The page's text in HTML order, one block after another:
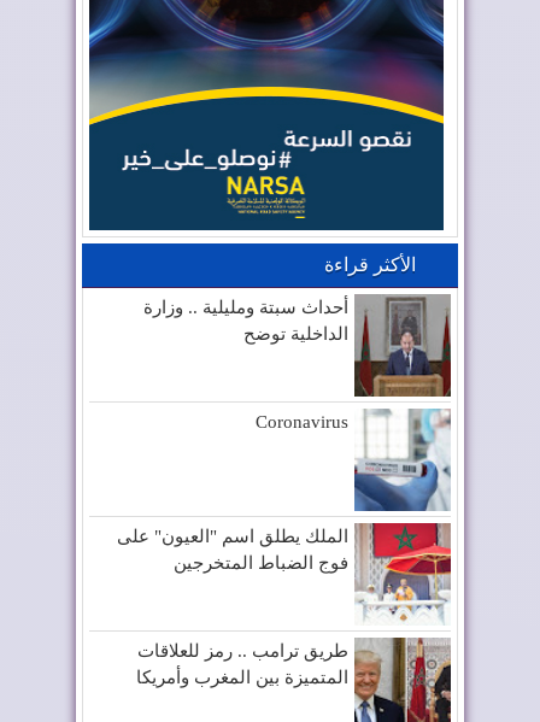
الأكثر قراءة
أحداث سبتة ومليلية .. وزارة
الداخلية توضح
Coronavirus
الملك يطلق اسم "العيون" على
فوج الضباط المتخرجين
طريق ترامب .. رمز للعلاقات
المتميزة بين المغرب وأمريكا